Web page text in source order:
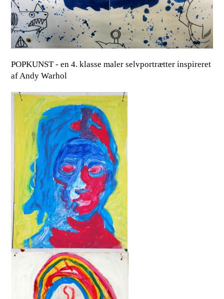
POPKUNST - en 4. klasse maler selvportrætter inspireret
af Andy Warhol